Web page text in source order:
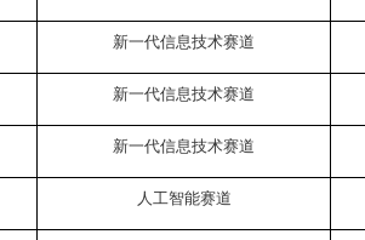
新一代信息技术赛道
新一代信息技术赛道
新一代信息技术赛道
人工智能赛道